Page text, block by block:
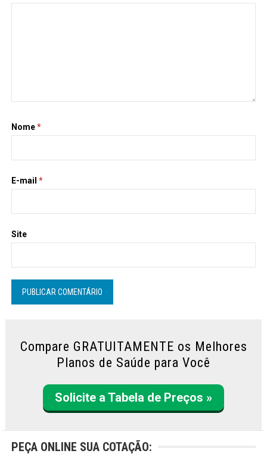
Nome*
E-mail*
Site
Compare GRATUITAMENTE os Melhores
Planos de Saúde para Você
Solicite a Tabela de Preços »
PEÇA ONLINE SUA COTAÇÃO: